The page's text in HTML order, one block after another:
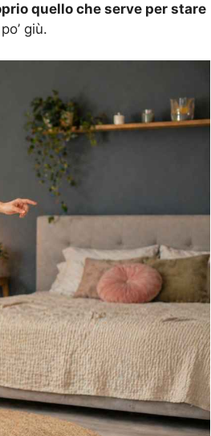
quello che serve per stare
giù.